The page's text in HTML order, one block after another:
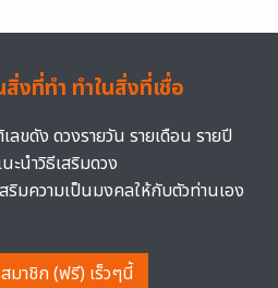
งที่ทำ ทำในสิ่งที่เชื่อ
ลขดัง ดวงรายวัน รายเดือน รายปี
ะนำวิธีเสริมดวง
ริมความเป็นมงคลให้กับตัวท่านเอง
มาชิก (ฟรี) เร็วๆนี้